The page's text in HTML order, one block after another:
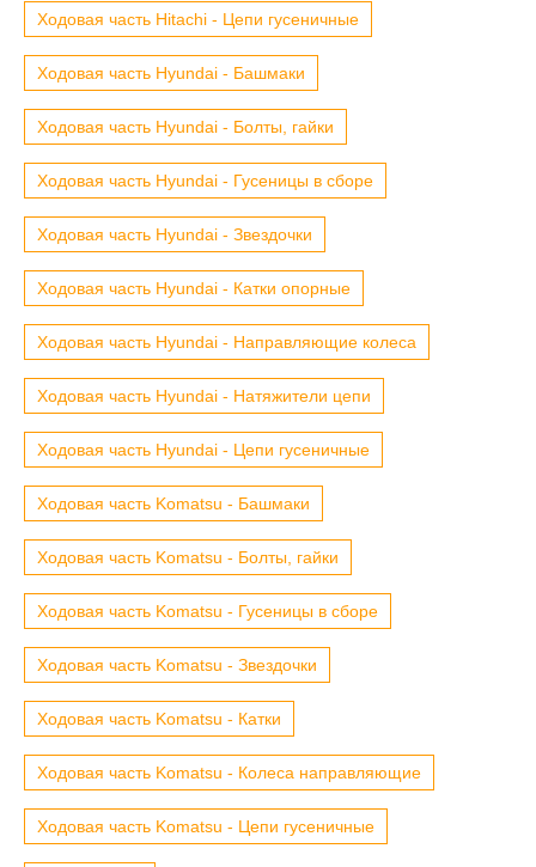
Ходовая часть Hitachi - Цепи гусеничные
Ходовая часть Hyundai - Башмаки
Ходовая часть Hyundai - Болты, гайки
Ходовая часть Hyundai - Гусеницы в сборе
Ходовая часть Hyundai - Звездочки
Ходовая часть Hyundai - Катки опорные
Ходовая часть Hyundai - Направляющие колеса
Ходовая часть Hyundai - Натяжители цепи
Ходовая часть Hyundai - Цепи гусеничные
Ходовая часть Komatsu - Башмаки
Ходовая часть Komatsu - Болты, гайки
Ходовая часть Komatsu - Гусеницы в сборе
Ходовая часть Komatsu - Звездочки
Ходовая часть Komatsu - Катки
Ходовая часть Komatsu - Колеса направляющие
Ходовая часть Komatsu - Цепи гусеничные